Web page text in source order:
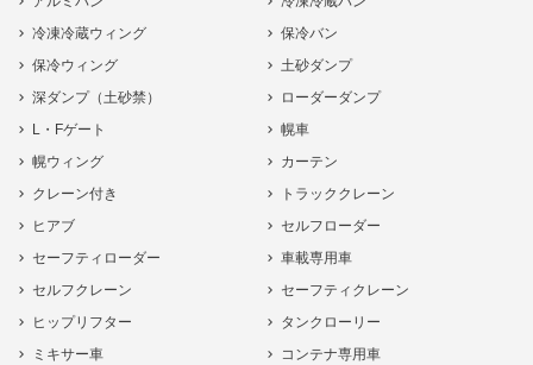
冷凍冷蔵ウィング
保冷バン
保冷ウィング
土砂ダンプ
深ダンプ（土砂禁）
ローダーダンプ
L・Fゲート
幌車
幌ウィング
カーテン
クレーン付き
トラッククレーン
ヒアブ
セルフローダー
セーフティローダー
車載専用車
セルフクレーン
セーフティクレーン
ヒップリフター
タンクローリー
ミキサー車
コンテナ専用車